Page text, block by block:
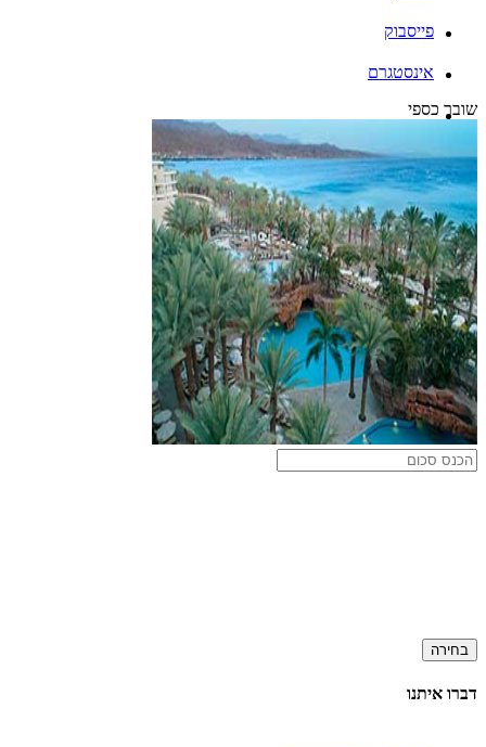
פייסבוק
אינסטגרם
שובר כספי
בחירה
דברו איתנו